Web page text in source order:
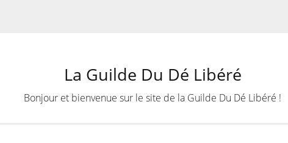
La Guilde Du Dé Libéré
Bonjour et bienvenue sur le site de la Guilde Du Dé Libéré !